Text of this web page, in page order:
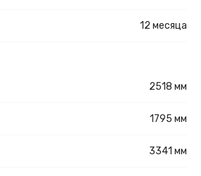
12 месяца
2518 мм
1795 мм
3341 мм